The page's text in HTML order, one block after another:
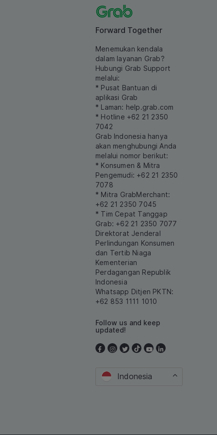
Forward Together
Menemukan kendala
dalam layanan Grab?
Hubungi Grab Support
melalui:
* Pusat Bantuan di
aplikasi Grab
* Laman: help.grab.com
* Hotline +62 21 2350
7042
Grab Indonesia hanya
akan menghubungi Anda
melalui nomor berikut:
* Konsumen & Mitra
Pengemudi: +62 21 2350
7078
* Mitra GrabMerchant:
+62 21 2350 7045
* Tim Cepat Tanggap
Grab: +62 21 2350 7077
Direktorat Jenderal
Perlindungan Konsumen
dan Tertib Niaga
Kementerian
Perdagangan Republik
Indonesia
Whatsapp Ditjen PKTN:
+62 853 1111 1010
Follow us and keep
updated!
Indonesia